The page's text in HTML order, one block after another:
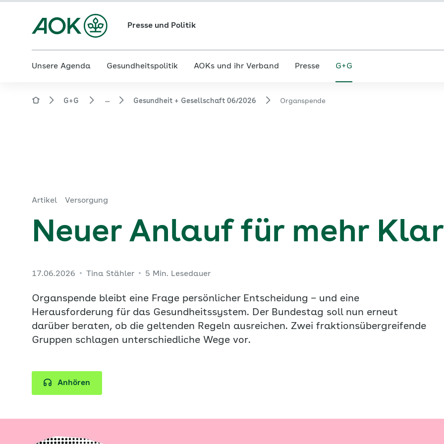
Presse und Politik
Unsere Agenda Gesundheitspolitik AOKs und ihr Verband Presse G+G
G+G ... Gesundheit + Gesellschaft 06/2026 Organspende
Artikel Versorgung
Neuer Anlauf für mehr
17.06.2026 Tina Stähler 5 Min. Lesedauer
Organspende bleibt eine Frage persönlicher Entscheidung – und eine
Herausforderung für das Gesundheitssystem. Der Bundestag soll nun erneut
darüber beraten, ob die geltenden Regeln ausreichen. Zwei fraktionsübergreifende
Gruppen schlagen unterschiedliche Wege vor.
Anhören